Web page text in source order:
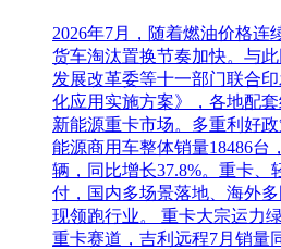
2026年7月，随着燃油价格连
货车淘汰置换节奏加快。与
发展改革委等十一部门联合
化应用实施方案》，各地配
新能源重卡市场。多重利好
能源商用车整体销量18486台
辆，同比增长37.8%。重卡、
付，国内多场景落地、海外
现领跑行业。 重卡大宗运力
重卡赛道，吉利远程7月销量